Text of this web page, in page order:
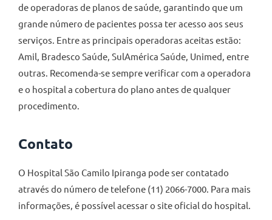
de operadoras de planos de saúde, garantindo que um
grande número de pacientes possa ter acesso aos seus
serviços. Entre as principais operadoras aceitas estão:
Amil, Bradesco Saúde, SulAmérica Saúde, Unimed, entre
outras. Recomenda-se sempre verificar com a operadora
e o hospital a cobertura do plano antes de qualquer
procedimento.
Contato
O Hospital São Camilo Ipiranga pode ser contatado
através do número de telefone (11) 2066-7000. Para mais
informações, é possível acessar o site oficial do hospital.